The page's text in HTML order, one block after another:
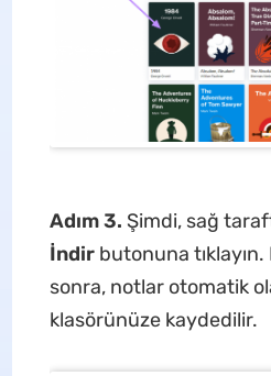
Adım 3. Şimdi, sağ
İndir butonuna
sonra, notlar otomatik
klasörünüze kaydedilir.